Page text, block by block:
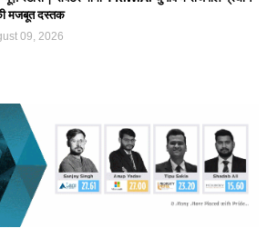
मजबूत दस्तक
09, 2026